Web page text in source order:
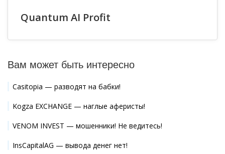
Quantum AI Profit
Вам может быть интересно
Casitopia — разводят на бабки!
Kogza EXCHANGE — наглые аферисты!
VENOM INVEST — мошенники! Не ведитесь!
InsCapitalAG — вывода денег нет!